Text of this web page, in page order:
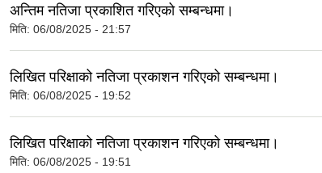
अन्तिम नतिजा प्रकाशित गरिएको सम्बन्धमा।
मिति: 06/08/2025 - 21:57
लिखित परिक्षाको नतिजा प्रकाशन गरिएको सम्बन्धमा।
मिति: 06/08/2025 - 19:52
लिखित परिक्षाको नतिजा प्रकाशन गरिएको सम्बन्धमा।
मिति: 06/08/2025 - 19:51